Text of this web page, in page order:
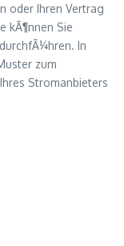
oder Ihren Vertrag
kÃ¶nnen Sie
In
zum
Stromanbieters